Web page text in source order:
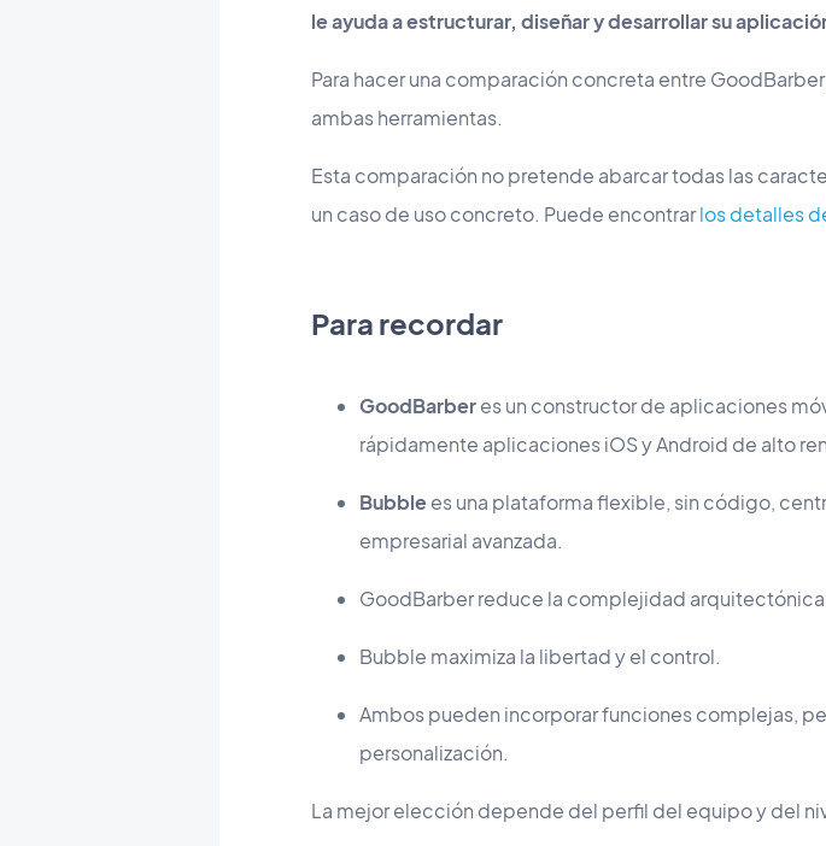
le ayuda a estructurar, diseñar y desarrollar su
Para hacer una comparación concreta entre
ambas herramientas.
Esta comparación no pretende abarcar todas las
un caso de uso concreto. Puede encontrarlos detalles
Para recordar
GoodBarberes un constructor de aplicaciones
rápidamente aplicaciones iOS y Android de alto
Bubblees una plataforma flexible, sin código,
empresarial avanzada.
GoodBarber reduce la complejidad
Bubble maximiza la libertad y el control.
Ambos pueden incorporar funciones complejas,
personalización.
La mejor elección depende del perfil del equipo y del